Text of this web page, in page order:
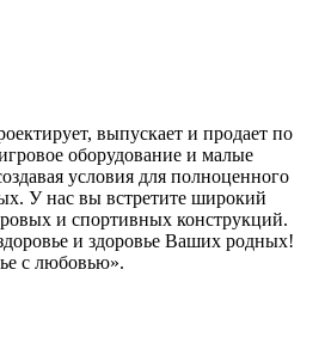
выпускает и продает по
оборудование и малые
условия для полноценного
У нас вы встретите широкий
и спортивных конструкций.
и здоровье Ваших родных!
с любовью».